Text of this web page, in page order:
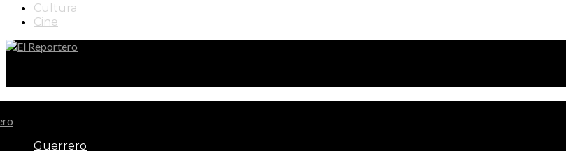
Cultura
Cine
Guerrero